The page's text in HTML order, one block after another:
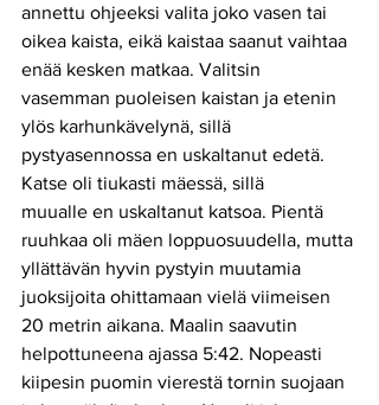
annettu ohjeeksi valita joko vasen tai
oikea kaista, eikä kaistaa saanut vaihtaa
enää kesken matkaa. Valitsin
vasemman puoleisen kaistan ja etenin
ylös karhunkävelynä, sillä
pystyasennossa en uskaltanut edetä.
Katse oli tiukasti mäessä, sillä
muualle en uskaltanut katsoa. Pientä
ruuhkaa oli mäen loppuosuudella, mutta
yllättävän hyvin pystyin muutamia
juoksijoita ohittamaan vielä viimeisen
20 metrin aikana. Maalin saavutin
helpottuneena ajassa 5:42. Nopeasti
kiipesin puomin vierestä tornin suojaan